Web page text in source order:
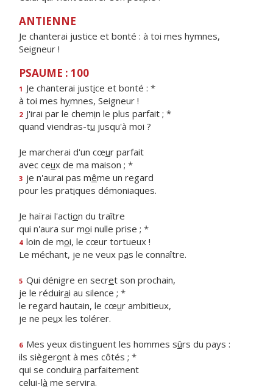
ANTIENNE
Je chanterai justice et bonté : à toi mes hymnes,
Seigneur !
PSAUME : 100
1 Je chanterai justice et bonté : *
à toi mes hymnes, Seigneur !
2 J'irai par le chemin le plus parfait ; *
quand viendras-tu jusqu'à moi ?
Je marcherai d'un cœur parfait
avec ceux de ma maison ; *
3 je n'aurai pas même un regard
pour les pratiques démoniaques.
Je haïrai l'action du traître
qui n'aura sur moi nulle prise ; *
4 loin de moi, le cœur tortueux !
Le méchant, je ne veux pas le connaître.
5 Qui dénigre en secret son prochain,
je le réduirai au silence ; *
le regard hautain, le cœur ambitieux,
je ne peux les tolérer.
6 Mes yeux distinguent les hommes sûrs du pays :
ils siègeront à mes côtés ; *
qui se conduira parfaitement
celui-là me servira.